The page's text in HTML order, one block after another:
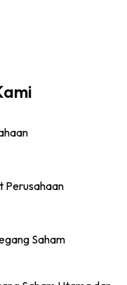
Perusahaan
Saham